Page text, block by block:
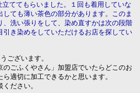
ててもらいました。１回も着用していな
しても薄い茶色の部分があります。このま
、洗い張りをして、染め直すかは次の段階
引き染めをしていただけるお店を探してい
ございます。
のごふくやさん」加盟店でいたらどこのお
適切に加工できるかと思います。
ださい。